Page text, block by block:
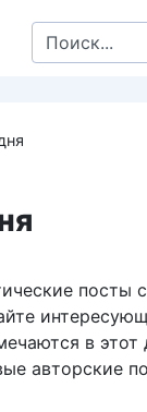
Search
for:
посты
в
авторские